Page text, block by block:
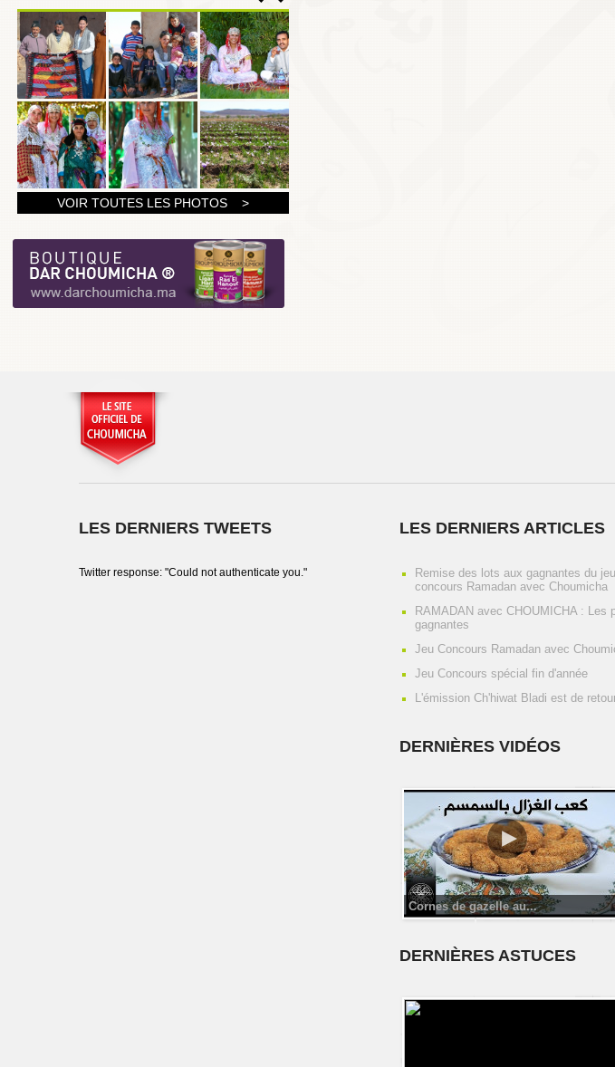
1
2
VOIR TOUTES LES PHOTOS >
LES DERNIERS TWEETS
Twitter response: "Could not authenticate you."
LES DERNIERS ARTICLES
Remise des lots aux gagnantes du jeu
concours Ramadan avec Choumicha
RAMADAN avec CHOUMICHA : Les
gagnantes
Jeu Concours Ramadan avec
Jeu Concours spécial fin d'année
L'émission Ch'hiwat Bladi est de
DERNIÈRES VIDÉOS
Cornes de gazelle au...
DERNIÈRES ASTUCES